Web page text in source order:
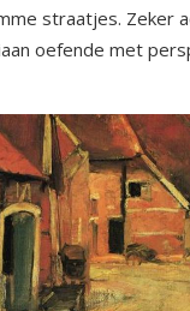
straatjes. Zeker
oefende met